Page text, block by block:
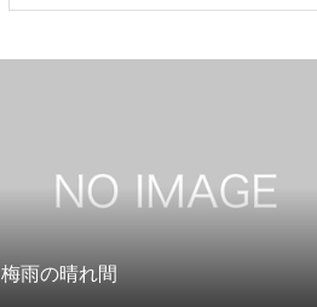
梅雨の晴れ間